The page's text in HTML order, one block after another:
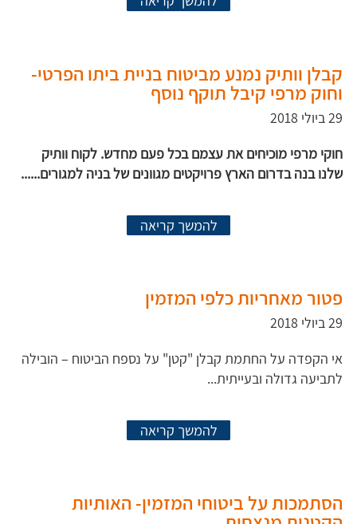
קבלן וותיק נמנע מביטוח בניית ביתו הפרטי-
וחוק מרפי קיבל תוקף נוסף
29 ביולי 2018
חוקי מרפי מוכיחים את עצמם בכל פעם מחדש. לקוח וותיק
שלנו בנה בדרום הארץ פרויקטים מגוונים של בניה למגורים......
להמשך קריאה
פטור מאחריות כלפי המזמין
29 ביולי 2018
אי הקפדה על החתמת קבלן "קטן" על נספח הביטוח – הובילה
לתביעה גדולה ובעייתית...
להמשך קריאה
הסתמכות על ביטוחי המזמין- האותיות